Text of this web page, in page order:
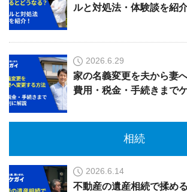
ルと対処法・体験談を紹介
2026.6.29
家の名義変更を夫から妻
費用・税金・手続きまで
相続
2026.6.14
不動産の遺産相続で揉め